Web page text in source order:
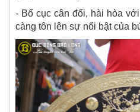
- Bố cục cân đối, hài hòa
càng tôn lên sự nổi bật của